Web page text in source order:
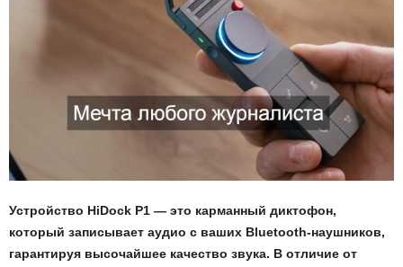
Устройство HiDock P1 — это карманный диктофон,
который записывает аудио с ваших Bluetooth-наушников,
гарантируя высочайшее качество звука. В отличие от